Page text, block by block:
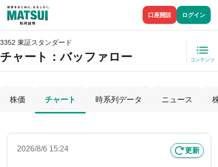
口座開設 ログイン
3352 東証スタンダード
チャート：バッファロー コンテンツ
株価 チャート 時系列データ ニュース
2026/8/6 15:24 更新